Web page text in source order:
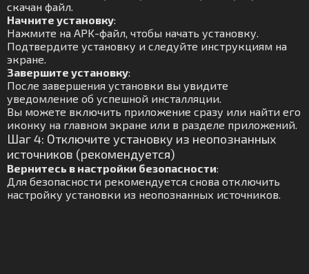
скачан файл.
Начните установку:
Нажмите на APK-файл, чтобы начать установку.
Подтвердите установку и следуйте инструкциям на
экране.
Завершите установку:
После завершения установки вы увидите
уведомление об успешной инсталляции.
Вы можете включить приложение сразу или найти его
иконку на главном экране или в разделе приложений.
Шаг 4: Отключите установку из неопознанных
источников (рекомендуется)
Вернитесь в настройки безопасности:
Для безопасности рекомендуется снова отключить
настройку установки из неопознанных источников.